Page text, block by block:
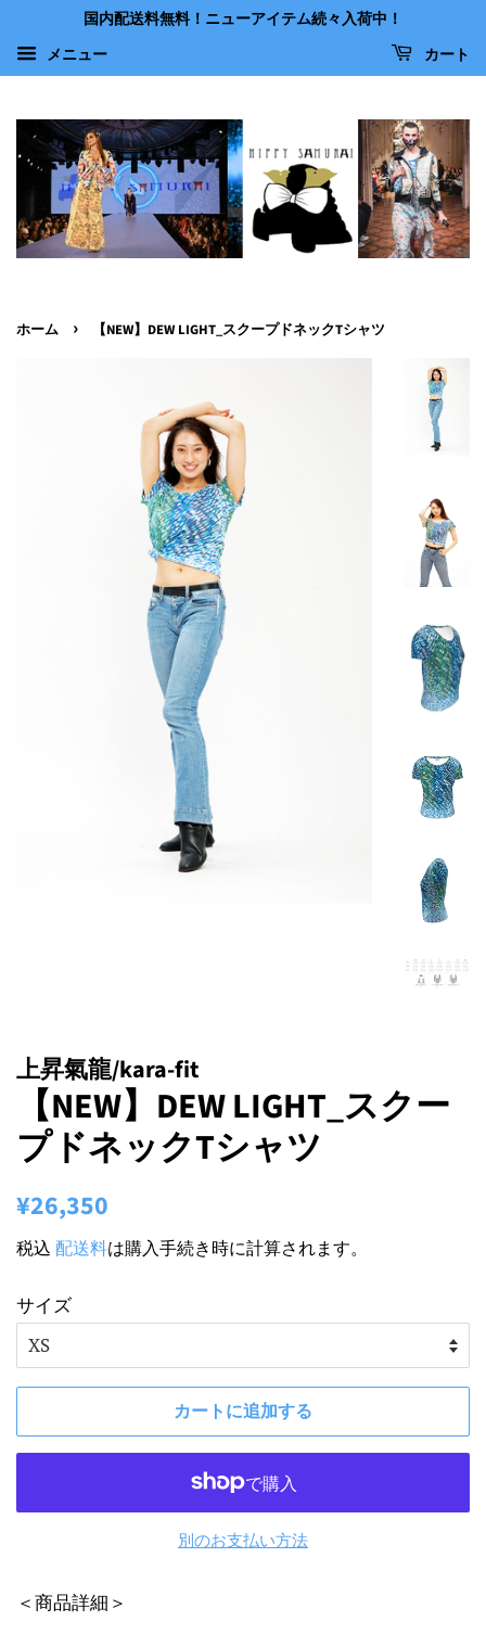
国内配送料無料！ニューアイテム続々入荷中！
メニュー カート
ホーム › 【NEW】DEW LIGHT_スクープドネックTシャツ
上昇氣龍/kara-fit
【NEW】DEW LIGHT_スクー
プドネックTシャツ
通
価
¥26,350
価
税込 配送料は購入手続き時に計算されます。
サイズ
カートに追加する
別のお支払い方法
＜商品詳細＞